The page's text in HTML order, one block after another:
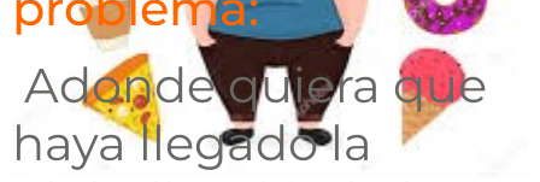
Adonde quiera que
haya llegado la